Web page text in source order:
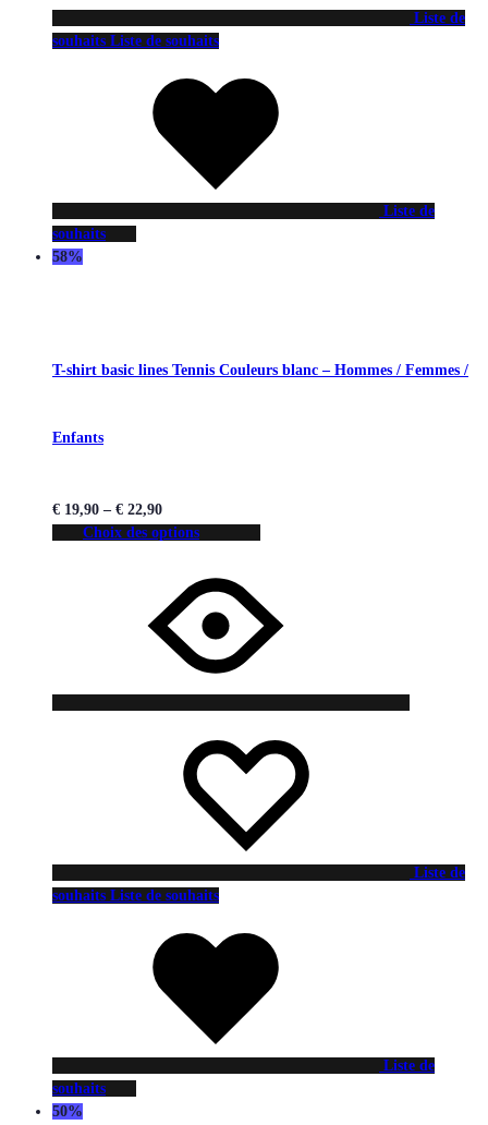
Liste de
souhaits Liste de souhaits
Liste de
souhaits
58%
T-shirt basic lines Tennis Couleurs blanc – Hommes / Femmes /
Enfants
€ 19,90 – € 22,90
Choix des options
Liste de
souhaits Liste de souhaits
Liste de
souhaits
50%